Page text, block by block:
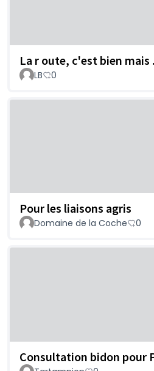
La r oute, c'est bien mais
LB 0
Pour les liaisons agris
Domaine de la Coche 0
Consultation bidon pour